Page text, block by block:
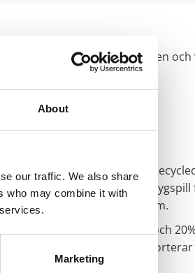
About
our traffic. We also share
who may combine it with
Marketing
Denna sker genom att varpen och
kökshanddukar från
en handduk har vi använt tygspill
inredningsdetaljer till ditt hem.
80% återvunnen bomull och
innebär att vi samlar in,
resurser.